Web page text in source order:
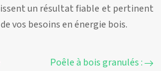
un résultat fiable et pertinent
vos besoins en énergie bois.
Poêle à bois granulés :